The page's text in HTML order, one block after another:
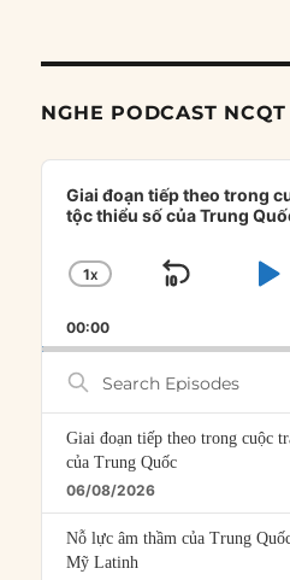
NGHE PODCAST NCQT
Audio
Player
Giai đoạn tiếp theo trong
tộc thiểu số của Trung
CHANGE
RATE
1X
SKIP
00:00
Search
Episodes
Giai đoạn tiếp theo trong cuộc
của Trung Quốc
06/08/2026
Nỗ lực âm thầm của Trung
Mỹ Latinh